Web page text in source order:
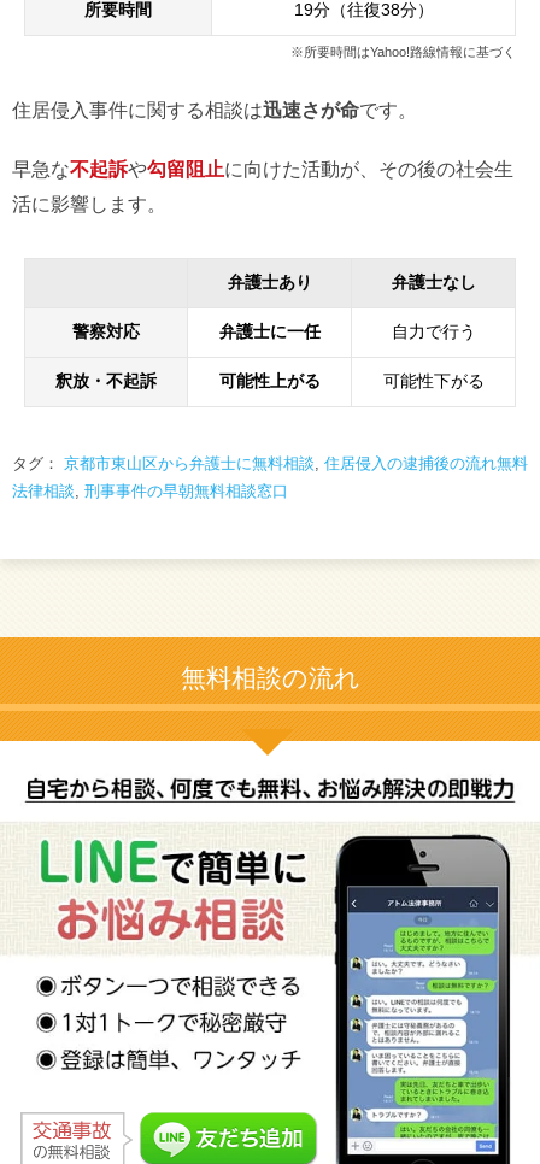
所要時間 19分（往復38分）
※所要時間はYahoo!路線情報に基づく
住居侵入事件に関する相談は迅速さが命です。
早急な不起訴や勾留阻止に向けた活動が、その後の社会生
活に影響します。
弁護士あり 弁護士なし
警察対応 弁護士に一任 自力で行う
釈放・不起訴 可能性上がる 可能性下がる
タグ： 京都市東山区から弁護士に無料相談, 住居侵入の逮捕後の流れ無料
法律相談, 刑事事件の早朝無料相談窓口
無料相談の流れ